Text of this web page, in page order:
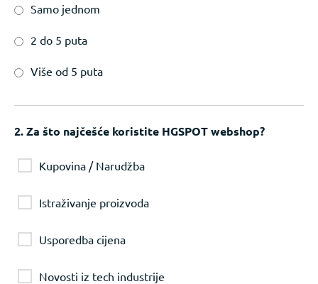
Samo jednom
2 do 5 puta
Više od 5 puta
2. Za što najčešće koristite HGSPOT webshop?
Kupovina / Narudžba
Istraživanje proizvoda
Usporedba cijena
Novosti iz tech industrije